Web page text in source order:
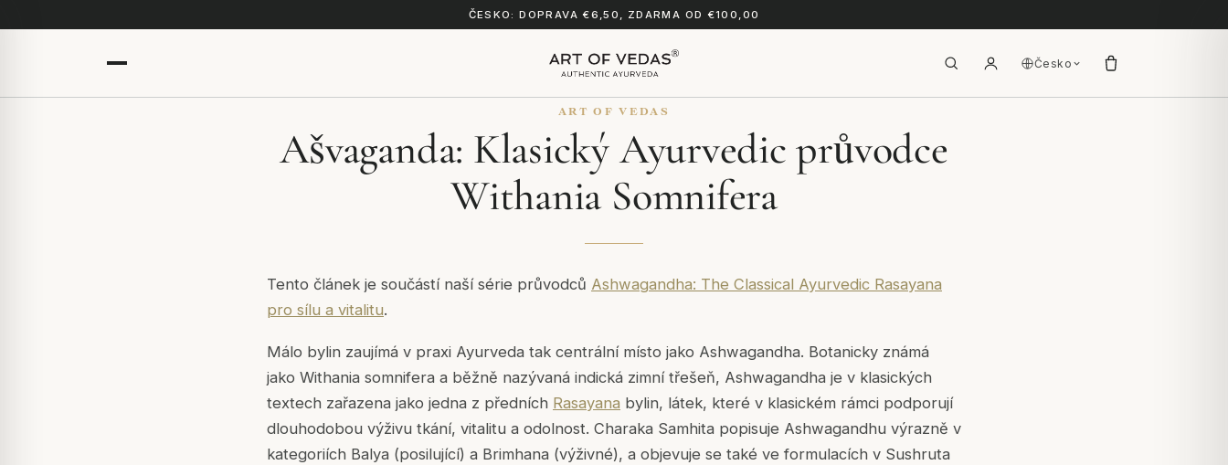
ČESKO: DOPRAVA €6,50, ZDARMA OD €100,00
Česko
ART OF VEDAS
Ašvaganda: Klasický Ayurvedic průvodce
Withania Somnifera
Tento článek je součástí naší série průvodců Ashwagandha: The Classical Ayurvedic Rasayana
pro sílu a vitalitu.
Málo bylin zaujímá v praxi Ayurveda tak centrální místo jako Ashwagandha. Botanicky známá
jako Withania somnifera a běžně nazývaná indická zimní třešeň, Ashwagandha je v klasických
textech zařazena jako jedna z předních Rasayana bylin, látek, které v klasickém rámci podporují
dlouhodobou výživu tkání, vitalitu a odolnost. Charaka Samhita popisuje Ashwagandhu výrazně v
kategoriích Balya (posilující) a Brimhana (výživné), a objevuje se také ve formulacích v Sushruta